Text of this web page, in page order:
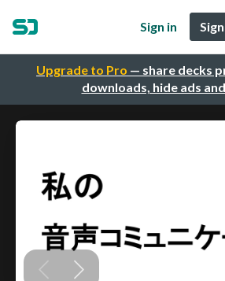
Upgrade to Pro — share decks
downloads, hide ads
Sign in